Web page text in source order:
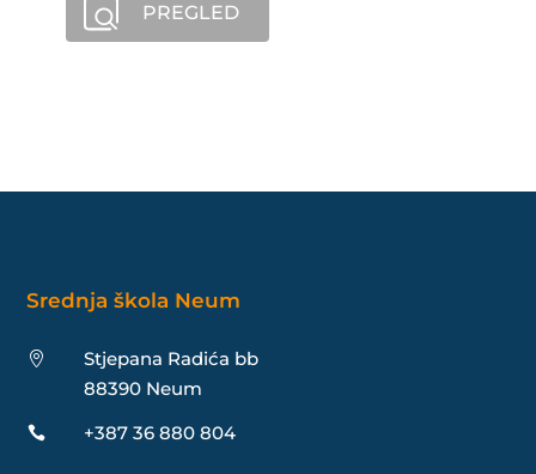
PREGLED
Srednja škola Neum

Stjepana Radića bb
88390 Neum
 +387 36 880 804